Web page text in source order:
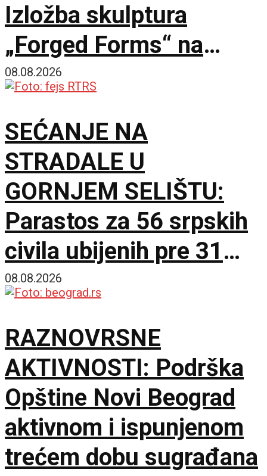
Izložba skulptura
„Forged Forms“ na
Zlatiboru
08.08.2026
SEĆANJE NA
STRADALE U
GORNJEM SELIŠTU:
Parastos za 56 srpskih
civila ubijenih pre 31
godinu
08.08.2026
RAZNOVRSNE
AKTIVNOSTI: Podrška
Opštine Novi Beograd
aktivnom i ispunjenom
trećem dobu sugrađana